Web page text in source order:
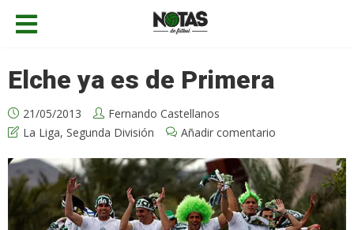
Elche ya es de Primera
21/05/2013
Fernando Castellanos
La Liga, Segunda División Añadir comentario